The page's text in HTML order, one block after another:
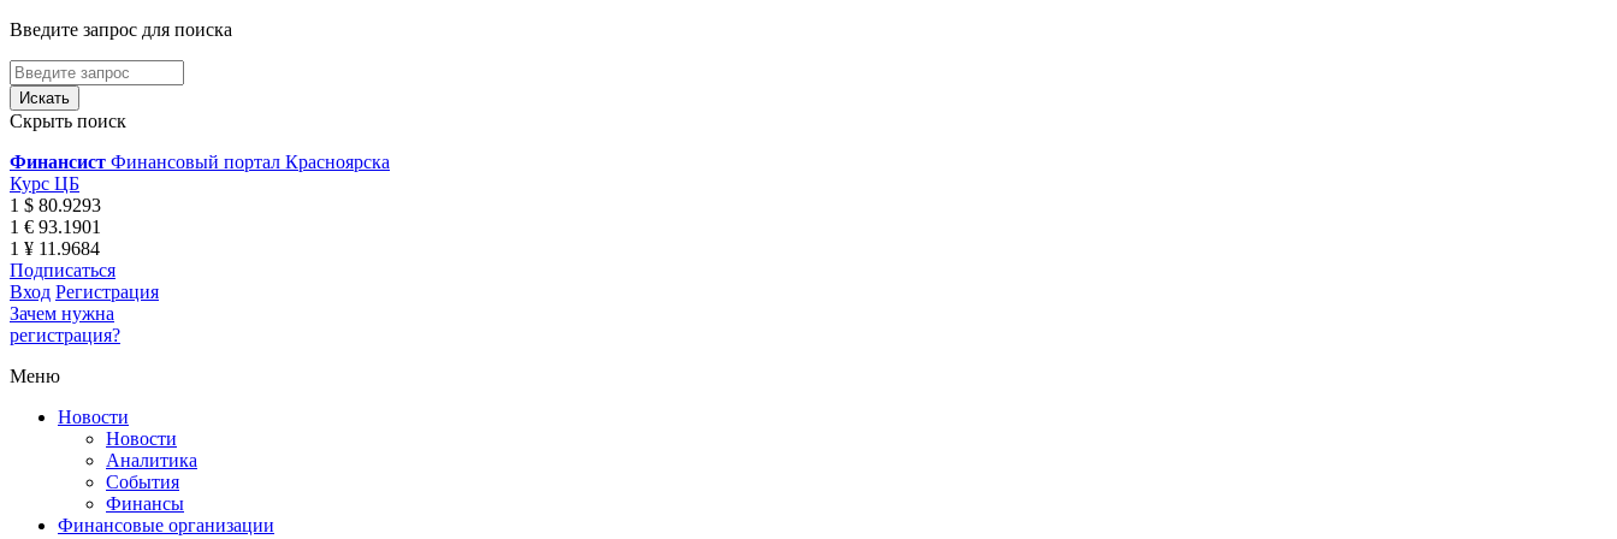
Введите запрос для поиска
Скрыть поиск
Финансист Финансовый портал Красноярска
Курс ЦБ
1 $ 80.9293
1 € 93.1901
1 ¥ 11.9684
Подписаться
Вход Регистрация
Зачем нужна
регистрация?
Меню
Новости
Новости
Аналитика
События
Финансы
Финансовые организации